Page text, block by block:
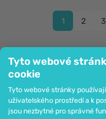
Tyto webové
cookie
Tyto webové stránky
uživatelského prostředí a k
jsou nezbytné pro správné
1 2 3
Společnost
Informace
Připojte se k nám